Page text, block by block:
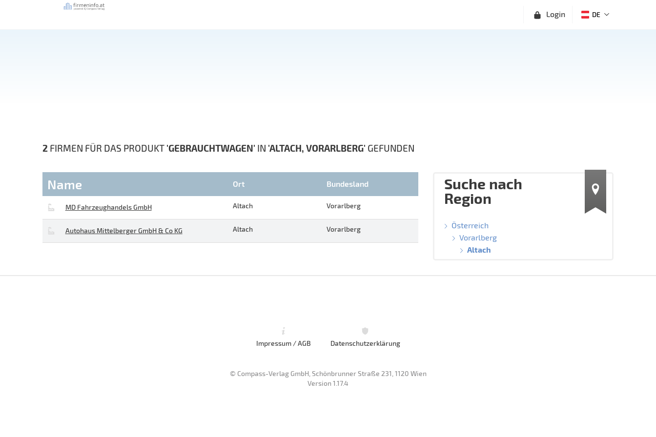
Login DE
2 FIRMEN FÜR DAS PRODUKT 'GEBRAUCHTWAGEN' IN 'ALTACH, VORARLBERG' GEFUNDEN
Name Ort Bundesland
MD Fahrzeughandels GmbH Altach Vorarlberg
Autohaus Mittelberger GmbH & Co KG Altach Vorarlberg
Suche nach
Region
Österreich
Vorarlberg
Altach
Impressum / AGB Datenschutzerklärung
© Compass-Verlag GmbH, Schönbrunner Straße 231, 1120 Wien
Version 1.17.4